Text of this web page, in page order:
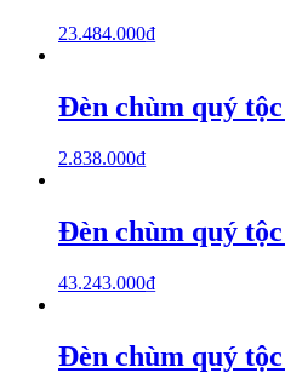
23.484.000₫
Đèn chùm quý
2.838.000₫
Đèn chùm quý
43.243.000₫
Đèn chùm quý